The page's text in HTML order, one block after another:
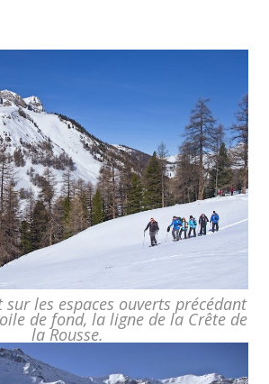
sur les espaces ouverts précédant
de fond, la ligne de la Crête de
la Rousse.